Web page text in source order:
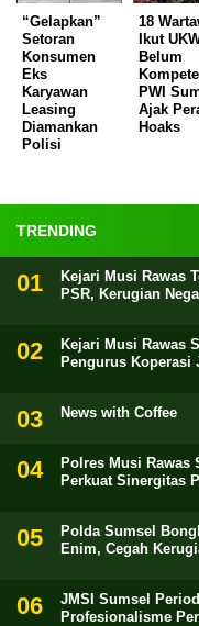
“Gelapkan”
Setoran
Konsumen
Eks
Karyawan
Leasing
Diamankan
Polisi
18
Ikut
Belum
PWI
Ajak
Hoaks
TRENDING
Kejari Musi Rawas
PSR, Kerugian
Kejari Musi Rawas
Pengurus Koperasi
News with Coffee
Polres Musi
Perkuat Sinergitas
Polda Sumsel
Enim, Cegah
JMSI Sumsel
Profesionalisme